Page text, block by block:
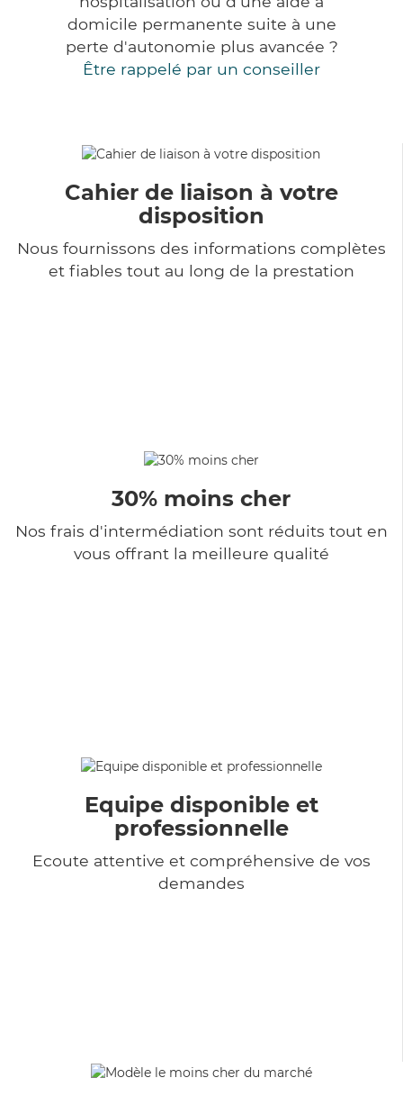
domicile permanente suite à une
perte d'autonomie plus avancée ?
Être rappelé par un conseiller
Cahier de liaison à votre
disposition
Nous fournissons des informations complètes
et fiables tout au long de la prestation
30% moins cher
Nos frais d'intermédiation sont réduits tout en
vous offrant la meilleure qualité
Equipe disponible et
professionnelle
Ecoute attentive et compréhensive de vos
demandes